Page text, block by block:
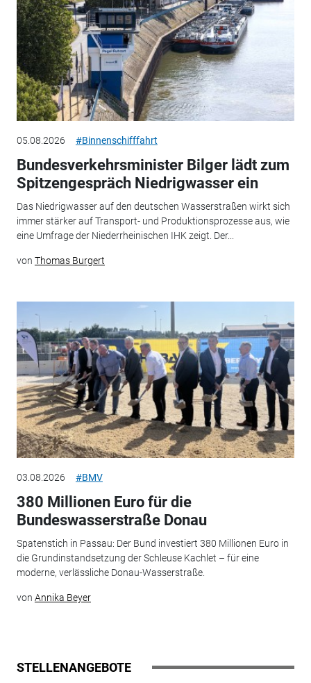
05.08.2026 #Binnenschifffahrt
Bundesverkehrsminister Bilger lädt zum
Spitzengespräch Niedrigwasser ein
Das Niedrigwasser auf den deutschen Wasserstraßen wirkt sich
immer stärker auf Transport- und Produktionsprozesse aus, wie
eine Umfrage der Niederrheinischen IHK zeigt. Der...
von Thomas Burgert
03.08.2026 #BMV
380 Millionen Euro für die
Bundeswasserstraße Donau
Spatenstich in Passau: Der Bund investiert 380 Millionen Euro in
die Grundinstandsetzung der Schleuse Kachlet – für eine
moderne, verlässliche Donau-Wasserstraße.
von Annika Beyer
STELLENANGEBOTE